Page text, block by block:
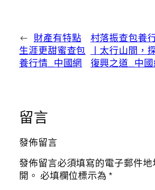
← 財產有特點
生涯更甜蜜查包
養行情_中國網
村落振查包養
丨太行山間，
復興之道_中
留言
發佈留言
發佈留言必須填寫的電子郵件地
開。 必填欄位標示為*